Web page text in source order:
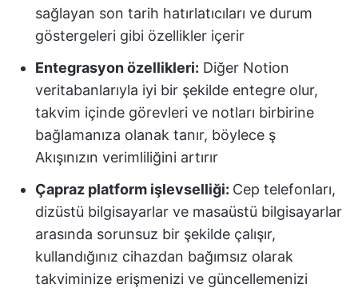
sağlayan son tarih hatırlatıcıları ve durum
göstergeleri gibi özellikler içerir
Entegrasyon özellikleri: Diğer Notion
veritabanlarıyla iyi bir şekilde entegre olur,
takvim içinde görevleri ve notları birbirine
bağlamanıza olanak tanır, böylece ş
Akışınızın verimliliğini artırır
Çapraz platform işlevselliği: Cep telefonları,
dizüstü bilgisayarlar ve masaüstü bilgisayarlar
arasında sorunsuz bir şekilde çalışır,
kullandığınız cihazdan bağımsız olarak
takviminize erişmenizi ve güncellemenizi